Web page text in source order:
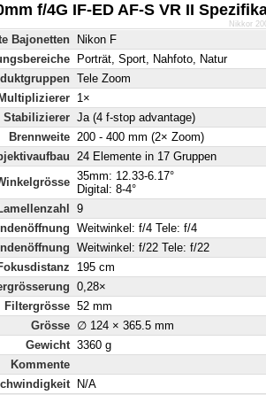
f/4G IF-ED AF-S VR II
Bajonetten
Nikon F
Porträt, Sport, Nahfoto, Natur
Tele Zoom
Multiplizierer 1×
Stabilizierer Ja (4 f-stop advantage)
Brennweite 200 - 400 mm (2× Zoom)
24 Elemente in 17 Gruppen
35mm: 12.33-6.17°
Digital: 8-4°
9
Weitwinkel: f/4 Tele: f/4
Weitwinkel: f/22 Tele: f/22
195 cm
0,28×
Filtergrösse 52 mm
Grösse ∅ 124 × 365.5 mm
Gewicht 3360 g
Kommente
N/A
Nikkor